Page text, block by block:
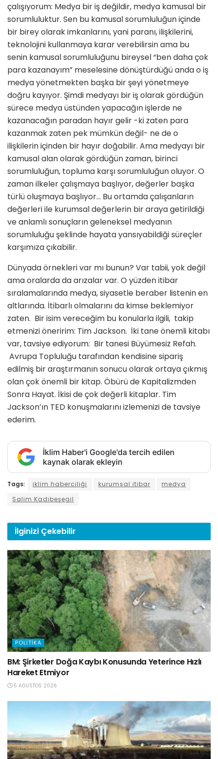
çalışıyorum: Medya bir iş değildir, medya kamusal bir
sorumluluktur. Sen bu kamusal sorumluluğun içinde
bir birey olarak imkanlarını, yani paranı, ilişkilerini,
teknolojini kullanmaya karar verebilirsin ama bu
senin kamusal sorumluluğunu bireysel “ben daha çok
para kazanayım” meselesine dönüştürdüğü anda o iş
medya yönetmekten başka bir şeyi yönetmeye
doğru kayıyor. Şimdi medyayı bir iş olarak gördüğün
sürece medya üstünden yapacağın işlerde ne
kazanacağın paradan hayır gelir -ki zaten para
kazanmak zaten pek mümkün değil- ne de o
ilişkilerin içinden bir hayır doğabilir. Ama medyayı bir
kamusal alan olarak gördüğün zaman, birinci
sorumluluğun, topluma karşı sorumluluğun oluyor. O
zaman ilkeler çalışmaya başlıyor, değerler başka
türlü oluşmaya başlıyor… Bu ortamda çalışanların
değerleri ile kurumsal değerlerin bir araya getirildiği
ve anlamlı sonuçların geleneksel medyanın
sorumluluğu şeklinde hayata yansıyabildiği süreçler
karşımıza çıkabilir.
Dünyada örnekleri var mı bunun? Var tabii, yok değil
ama oralarda da arızalar var. O yüzden itibar
sıralamalarında medya, siyasetle beraber listenin en
altlarında. İtibarlı olmalarını da kimse beklemiyor
zaten. Bir isim vereceğim bu konularla ilgili, takip
etmenizi öneririm: Tim Jackson. İki tane önemli kitabı
var, tavsiye ediyorum: Bir tanesi Büyümesiz Refah.
Avrupa Topluluğu tarafından kendisine sipariş
edilmiş bir araştırmanın sonucu olarak ortaya çıkmış
olan çok önemli bir kitap. Öbürü de Kapitalizmden
Sonra Hayat. İkisi de çok değerli kitaplar. Tim
Jackson’ın TED konuşmalarını izlemenizi de tavsiye
ederim.
İklim Haber'i Google'da tercih edilen
kaynak olarak ekleyin
Tags: iklim haberciliği kurumsal itibar
medya
Salim Kadıbeşegil
İlginizi Çekebilir
POLITIKA
BM: Şirketler Doğa Kaybı Konusunda Yeterince Hızlı
Hareket Etmiyor
5 AĞUSTOS 2026